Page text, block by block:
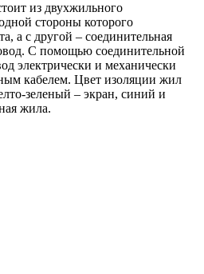
из двухжильного
стороны которого
а с другой – соединительная
С помощью соединительной
электрически и механически
кабелем. Цвет изоляции жил
зеленый – экран, синий и
жила.